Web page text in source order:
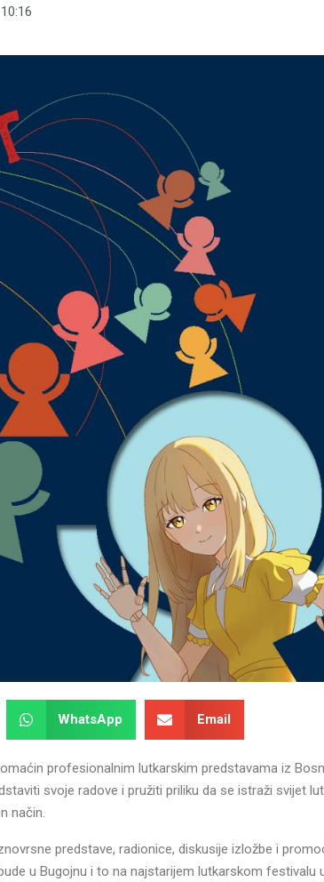
10:16
WhatsApp Email
profesionalnim lutkarskim predstavama iz
svoje radove i pružiti priliku da se istraži svijet
način.
predstave, radionice, diskusije izložbe i
u Bugojnu i to na najstarijem lutkarskom festivalu